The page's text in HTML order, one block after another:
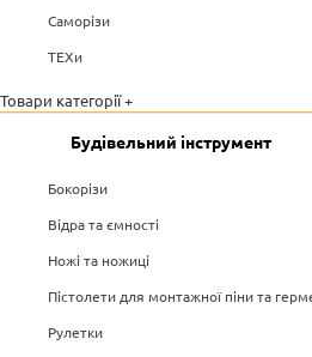
Саморізи
ТЕХи
Товари категорії +
Будівельний інструмент
Бокорізи
Відра та ємності
Ножі та ножиці
Пістолети для монтажної піни та
Рулетки